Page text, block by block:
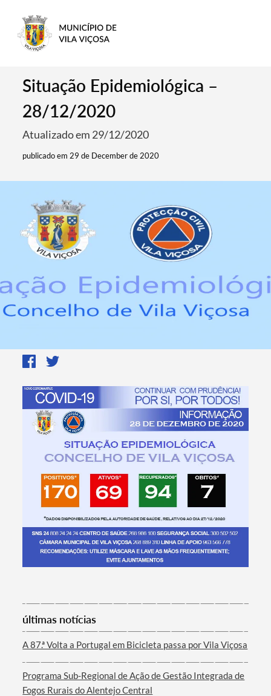
Categorias gerais
Situação Epidemiológica –
28/12/2020
Atualizado em 29/12/2020
publicado em 29 de December de 2020
últimas notícias
A 87.ª Volta a Portugal em Bicicleta passa por Vila Viçosa
Programa Sub-Regional de Ação de Gestão Integrada de
Fogos Rurais do Alentejo Central